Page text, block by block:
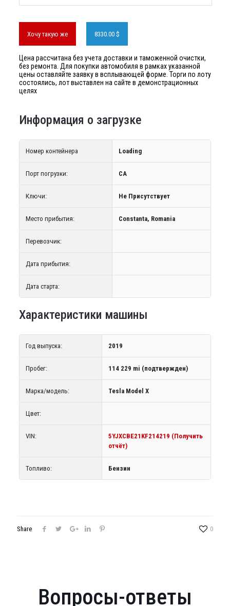
Хочу такую же 8330.00 $
Цена рассчитана без учета доставки и таможенной очистки,
без ремонта. Для покупки автомобиля в рамках указанной
цены оставляйте заявку в всплывающей форме. Торги по лоту
состоялись, лот выставлен на сайте в демонстрационных
целях
Информация о загрузке
Номер контейнера Loading
Порт погрузки: CA
Ключи: Не Присутствует
Место прибытия: Constanta, Romania
Перевозчик:
Дата прибытия:
Дата старта:
Характеристики машины
Год выпуска: 2019
Пробег: 114 229 mi (подтвержден)
Марка/модель: Tesla Model X
Цвет:
VIN:
5YJXCBE21KF214219 (Получить
отчёт)
Топливо: Бензин
Share 0
Вопросы-ответы